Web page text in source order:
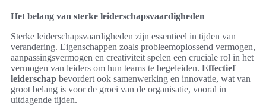
Het belang van sterke leiderschapsvaardigheden
Sterke leiderschapsvaardigheden zijn essentieel in tijden van
verandering. Eigenschappen zoals probleemoplossend vermogen,
aanpassingsvermogen en creativiteit spelen een cruciale rol in het
vermogen van leiders om hun teams te begeleiden. Effectief
leiderschap bevordert ook samenwerking en innovatie, wat van
groot belang is voor de groei van de organisatie, vooral in
uitdagende tijden.